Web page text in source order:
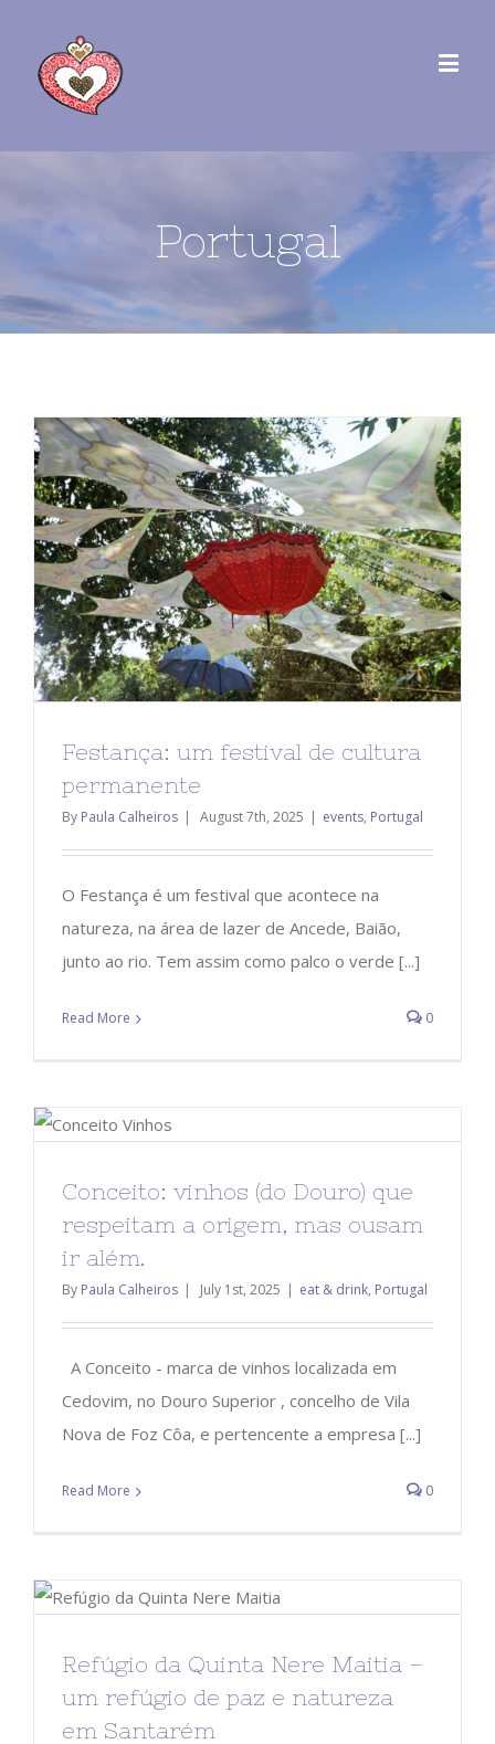
Portugal
Festança: um festival de cultura
permanente
By Paula Calheiros | August 7th, 2025 | events, Portugal
O Festança é um festival que acontece na
natureza, na área de lazer de Ancede, Baião,
junto ao rio. Tem assim como palco o verde [...]
Read More 0
Conceito: vinhos (do Douro) que
respeitam a origem, mas ousam
ir além.
By Paula Calheiros | July 1st, 2025 | eat & drink, Portugal
A Conceito - marca de vinhos localizada em
Cedovim, no Douro Superior , concelho de Vila
Nova de Foz Côa, e pertencente a empresa [...]
Read More 0
Refúgio da Quinta Nere Maitia –
um refúgio de paz e natureza
em Santarém